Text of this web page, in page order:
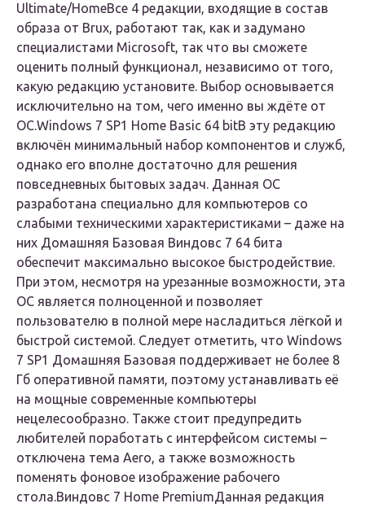
Ultimate/HomeВсе 4 редакции, входящие в состав
образа от Brux, работают так, как и задумано
специалистами Microsoft, так что вы сможете
оценить полный функционал, независимо от того,
какую редакцию установите. Выбор основывается
исключительно на том, чего именно вы ждёте от
ОС.Windows 7 SP1 Home Basic 64 bitВ эту редакцию
включён минимальный набор компонентов и служб,
однако его вполне достаточно для решения
повседневных бытовых задач. Данная ОС
разработана специально для компьютеров со
слабыми техническими характеристиками – даже на
них Домашняя Базовая Виндовс 7 64 бита
обеспечит максимально высокое быстродействие.
При этом, несмотря на урезанные возможности, эта
ОС является полноценной и позволяет
пользователю в полной мере насладиться лёгкой и
быстрой системой. Следует отметить, что Windows
7 SP1 Домашняя Базовая поддерживает не более 8
Гб оперативной памяти, поэтому устанавливать её
на мощные современные компьютеры
нецелесообразно. Также стоит предупредить
любителей поработать с интерфейсом системы –
отключена тема Aero, а также возможность
поменять фоновое изображение рабочего
стола.Виндовс 7 Home PremiumДанная редакция